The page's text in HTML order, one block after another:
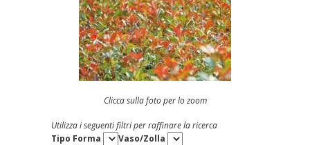
Clicca sulla foto per lo zoom
Utilizza i seguenti filtri per raffinare la ricerca
Tipo Forma
Vaso/Zolla